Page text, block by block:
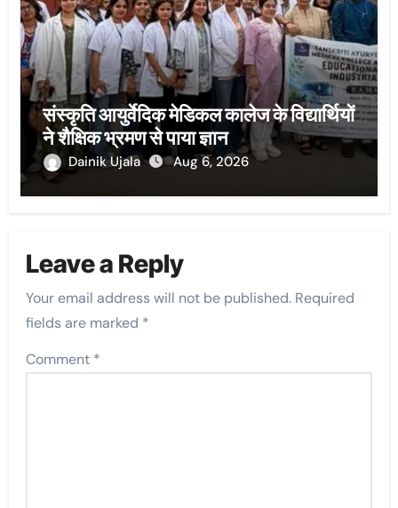
संस्कृति आयुर्वेदिक मेडिकल कालेज के विद्यार्थियों
ने शैक्षिक भ्रमण से पाया ज्ञान
Dainik Ujala Aug 6, 2026
Leave a Reply
Your email address will not be published. Required
fields are marked *
Comment *